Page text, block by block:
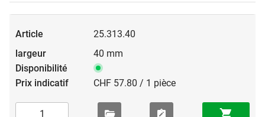
25.313.40
40 mm
CHF 57.80 / 1 pièce